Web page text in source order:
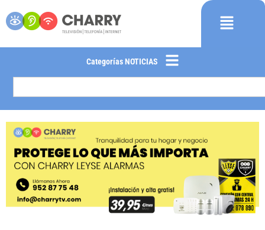
Categorías NOTICIAS